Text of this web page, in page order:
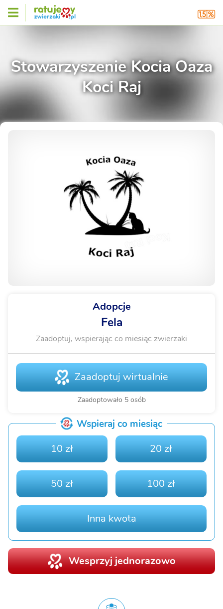
Stowarzyszenie Kocia Oaza
Koci Raj
Adopcje
Fela
Zaadoptuj, wspierając co miesiąc zwierzaki
Zaadoptuj wirtualnie
Zaadoptowało 5 osób
Wspieraj co miesiąc
10 zł 20 zł
50 zł 100 zł
Inna kwota
Wesprzyj jednorazowo